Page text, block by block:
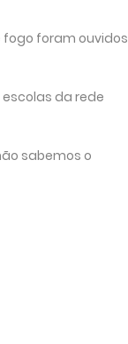
fogo foram ouvidos
da rede
sabemos o